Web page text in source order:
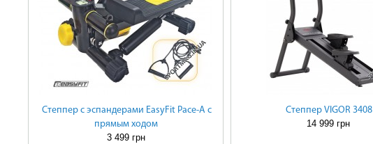
Степпер с эспандерами EasyFit Pace-A с
прямым ходом
3 499 грн
Степпер VIGOR 3408
14 999 грн